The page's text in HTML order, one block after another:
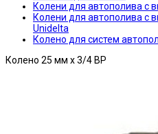
Колени для автополива с
Колени для автополива с
Unidelta
Колено для систем
Колено 25 мм х 3/4 ВР